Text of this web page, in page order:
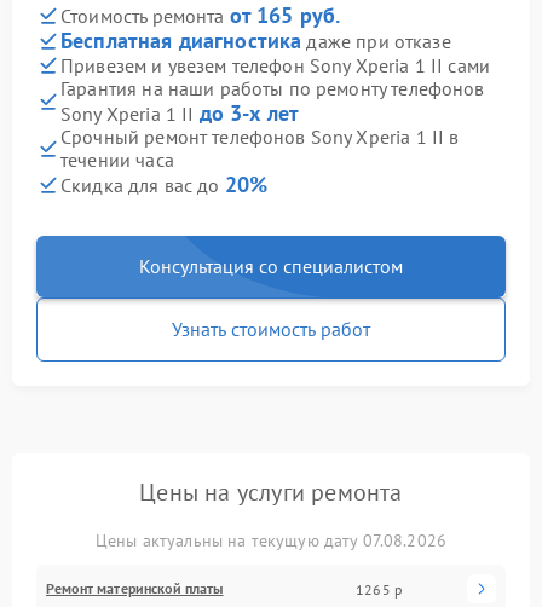
Стоимость ремонта от 165 руб.
Бесплатная диагностика даже при отказе
Привезем и увезем телефон Sony Xperia 1 II сами
Гарантия на наши работы по ремонту телефонов
Sony Xperia 1 II до 3-х лет
Срочный ремонт телефонов Sony Xperia 1 II в
течении часа
Скидка для вас до 20%
Консультация со специалистом
Узнать стоимость работ
Цены на услуги ремонта
Цены актуальны на текущую дату 07.08.2026
Ремонт материнской платы 1265 р